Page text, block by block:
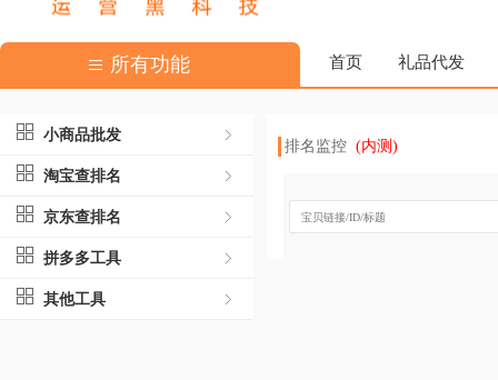
所有功能 首页 礼品代发
小商品批发
淘宝查排名
京东查排名
拼多多工具
其他工具
排名监控 (内测)